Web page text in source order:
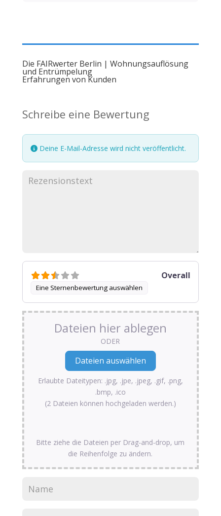
Die FAIRwerter Berlin | Wohnungsauflösung
und Entrümpelung
Erfahrungen von Kunden
Schreibe eine Bewertung
Deine E-Mail-Adresse wird nicht veröffentlicht.
Eine Sternenbewertung auswählen
Overall
Dateien hier ablegen
ODER
Erlaubte Dateitypen: .jpg, .jpe, .jpeg, .gif, .png,
.bmp, .ico
(2 Dateien können hochgeladen werden.)
Bitte ziehe die Dateien per Drag-and-drop, um
die Reihenfolge zu ändern.